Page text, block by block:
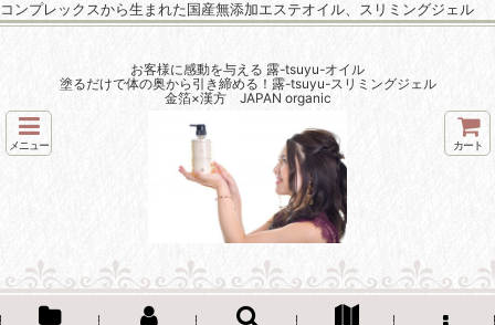
コンプレックスから生まれた国産無添加エステオイル、スリミングジェル
お客様に感動を与える 露-tsuyu-オイル
塗るだけで体の奥から引き締める！露-tsuyu-スリミングジェル
金箔×漢方 JAPAN organic
メニュー カート